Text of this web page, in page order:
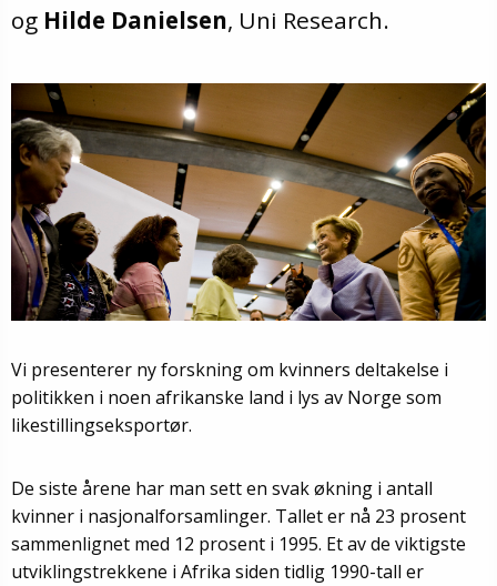
og Hilde Danielsen, Uni Research.
Vi presenterer ny forskning om kvinners deltakelse i
politikken i noen afrikanske land i lys av Norge som
likestillingseksportør.
De siste årene har man sett en svak økning i antall
kvinner i nasjonalforsamlinger. Tallet er nå 23 prosent
sammenlignet med 12 prosent i 1995. Et av de viktigste
utviklingstrekkene i Afrika siden tidlig 1990-tall er